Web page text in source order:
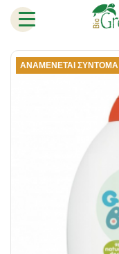
ΑΝΑΜΈΝΕΤΑΙ ΣΎΝΤΟΜΑ